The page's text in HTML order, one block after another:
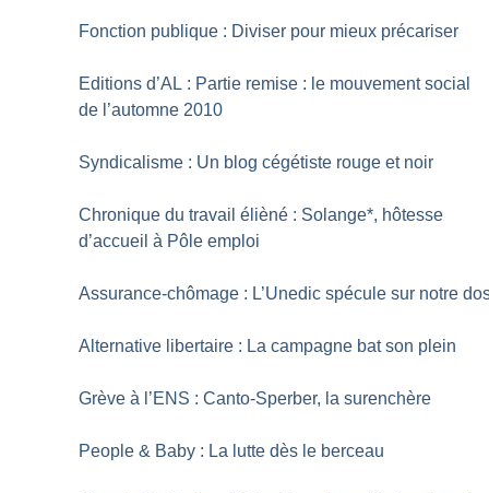
Fonction publique : Diviser pour mieux précariser
Editions d’AL : Partie remise : le mouvement social
de l’automne 2010
Syndicalisme : Un blog cégétiste rouge et noir
Chronique du travail élièné : Solange*, hôtesse
d’accueil à Pôle emploi
Assurance-chômage : L’Unedic spécule sur notre
Alternative libertaire : La campagne bat son plein
Grève à l’ENS : Canto-Sperber, la surenchère
People & Baby : La lutte dès le berceau